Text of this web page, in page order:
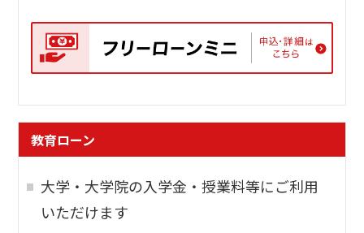
教育ローン
大学・大学院の入学金・授業料等にご利用
いただけます